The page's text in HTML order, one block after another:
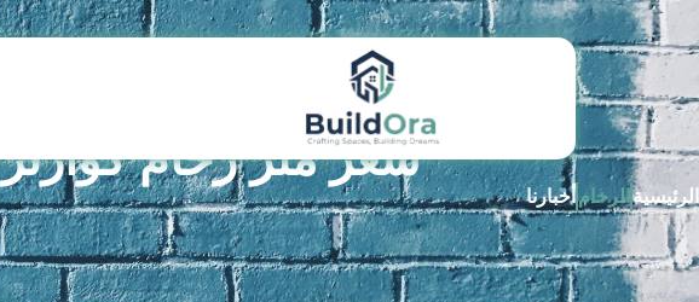
سعر متر رخام كوارتز
الرئيسيةالرخامأخبارنا